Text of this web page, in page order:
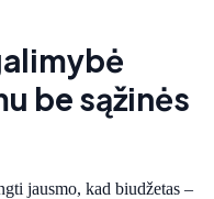
be sąžinės
jausmo, kad biudžetas –